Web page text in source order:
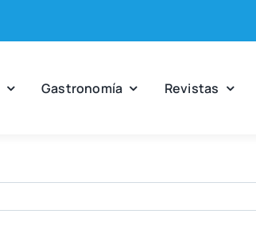
Gas­tro­no­mía Revis­tas